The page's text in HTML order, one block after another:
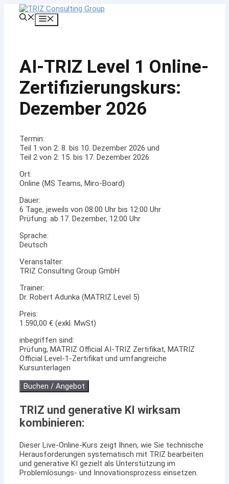
Inhalt
AI-TRIZ Level 1 Online-
Zertifizierungskurs:
Dezember 2026
Termin:
Teil 1 von 2: 8. bis 10. Dezember 2026 und
Teil 2 von 2: 15. bis 17. Dezember 2026
Ort:
Online (MS Teams, Miro-Board)
Dauer:
6 Tage, jeweils von 08:00 Uhr bis 12:00 Uhr
Prüfung: ab 17. Dezember, 12:00 Uhr
Sprache:
Deutsch
Veranstalter:
TRIZ Consulting Group GmbH
Trainer:
Dr. Robert Adunka (MATRIZ Level 5)
Preis:
1.590,00 € (exkl. MwSt)
inbegriffen sind:
Prüfung, MATRIZ Official AI-TRIZ Zertifikat, MATRIZ
Official Level-1-Zertifikat und umfangreiche
Kursunterlagen
Buchen / Angebot
TRIZ und generative KI wirksam
kombinieren:
Dieser Live-Online-Kurs zeigt Ihnen, wie Sie technische
Herausforderungen systematisch mit TRIZ bearbeiten
und generative KI gezielt als Unterstützung im
Problemlösungs- und Innovationsprozess einsetzen.